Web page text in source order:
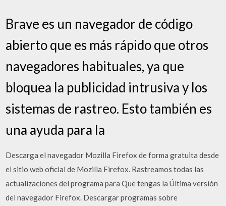
Brave es un navegador de código
abierto que es más rápido que otros
navegadores habituales, ya que
bloquea la publicidad intrusiva y los
sistemas de rastreo. Esto también es
una ayuda para la
Descarga el navegador Mozilla Firefox de forma gratuita desde
el sitio web oficial de Mozilla Firefox. Rastreamos todas las
actualizaciones del programa para Que tengas la Última versión
del navegador Firefox. Descargar programas sobre